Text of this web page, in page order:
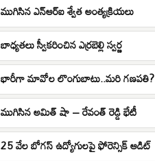
ముగిసిన ఎన్ఆర్ఐ శ్వేత అంత్యక్రియలు
బాధ్యతలు స్వీకరించిన ఎర్రబెల్లి స్వర్ణ
భారీగా మావోల లొంగుబాటు..మరి గణపతి?
ముగిసిన అమిత్ షా – రేవంత్ రెడ్డి భేటీ
25 వేల బోగస్ ఉద్యోగులపై ఫోరెన్సిక్ ఆడిట్